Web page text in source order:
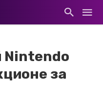
Nintendo
за